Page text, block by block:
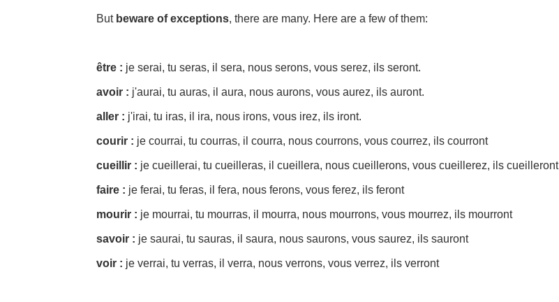
But beware of exceptions, there are many. Here are a few of them:
être : je serai, tu seras, il sera, nous serons, vous serez, ils seront.
avoir : j'aurai, tu auras, il aura, nous aurons, vous aurez, ils auront.
aller : j'irai, tu iras, il ira, nous irons, vous irez, ils iront.
courir : je courrai, tu courras, il courra, nous courrons, vous courrez, ils courront
cueillir : je cueillerai, tu cueilleras, il cueillera, nous cueillerons, vous cueillerez, ils cueilleront
faire : je ferai, tu feras, il fera, nous ferons, vous ferez, ils feront
mourir : je mourrai, tu mourras, il mourra, nous mourrons, vous mourrez, ils mourront
savoir : je saurai, tu sauras, il saura, nous saurons, vous saurez, ils sauront
voir : je verrai, tu verras, il verra, nous verrons, vous verrez, ils verront